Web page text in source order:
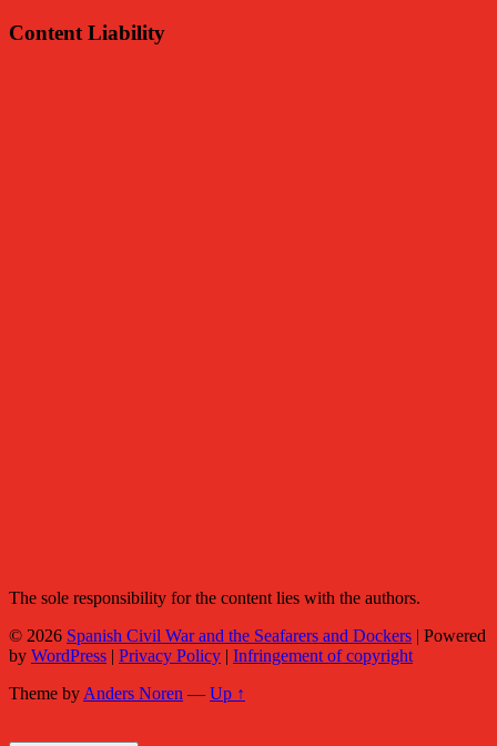
Content Liability
The sole responsibility for the content lies with the authors.
© 2026 Spanish Civil War and the Seafarers and Dockers | Powered
by WordPress | Privacy Policy | Infringement of copyright
Theme by Anders Noren — Up ↑